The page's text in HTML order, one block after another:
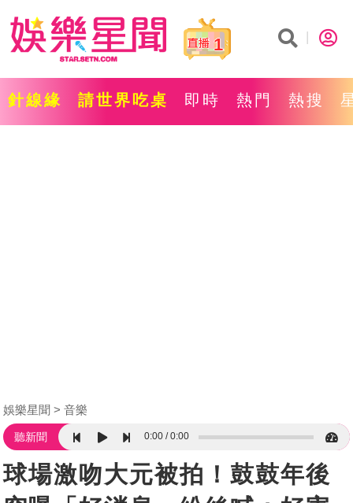
1
針線緣 請世界吃桌 即時 熱門 熱搜
娛樂星聞 音樂
聽新聞 0:00 0:00
球場激吻大元被拍！鼓鼓年後